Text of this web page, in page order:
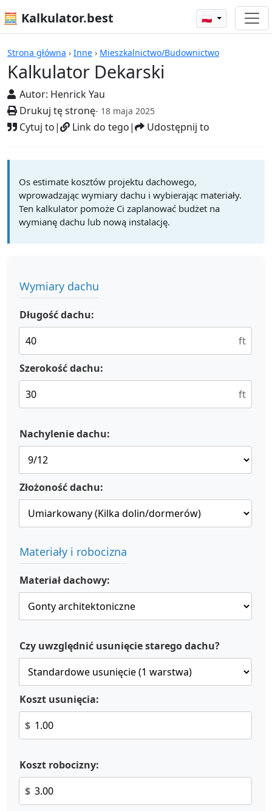
🧮 Kalkulator.best 🇵🇱
Strona główna › Inne › Mieszkalnictwo/Budownictwo
Kalkulator Dekarski
Autor: Henrick Yau
Drukuj tę stronę- 18 maja 2025
Cytuj to| Link do tego| Udostępnij to
Kalkulatory
Os estimate kosztów projektu dachowego,
wprowadzając wymiary dachu i wybierając materiały.
Ten kalkulator pomoże Ci zaplanować budżet na
wymianę dachu lub nową instalację.
Wymiary dachu
Długość dachu:
ft
Szerokość dachu:
ft
Nachylenie dachu:
Złożoność dachu:
Materiały i robocizna
Materiał dachowy:
Czy uwzględnić usunięcie starego dachu?
Koszt usunięcia:
$
Koszt robocizny:
$